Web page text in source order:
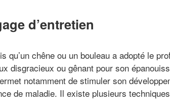
d’entretien
qu’un chêne ou un bouleau a adopté le
disgracieux ou gênant pour son
notamment de stimuler son
de maladie. Il existe plusieurs